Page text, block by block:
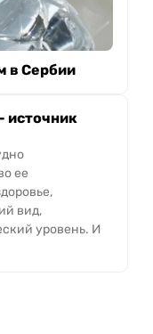
в Сербии
источник
ее
вид,
уровень. И